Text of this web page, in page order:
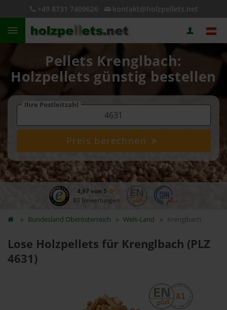
+49 8731 7409626 kontakt@holzpellets.net
Pellets Krenglbach:
Holzpellets günstig bestellen
Ihre Postleitzahl
Preis berechnen
4,97 von 5
83 Bewertungen
Bundesland Oberösterreich Wels-Land Krenglbach
Lose Holzpellets für Krenglbach (PLZ
4631)